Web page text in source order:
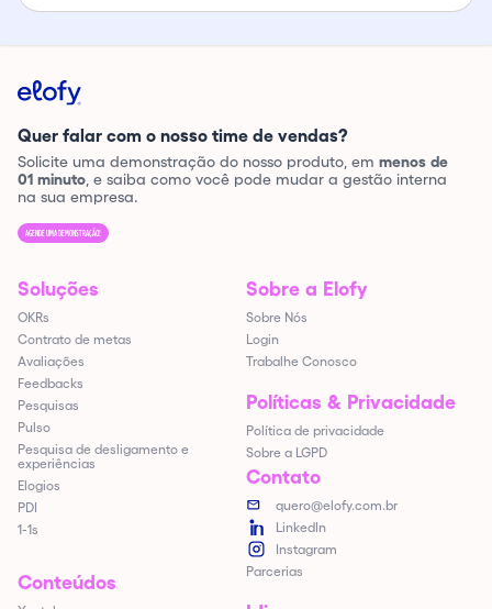
Quer falar com o nosso time de vendas?
Solicite uma demonstração do nosso produto, em menos de
01 minuto , e saiba como você pode mudar a gestão interna
na sua empresa.
AGENDE UMA DEMONSTRAÇÃO!
Soluções
OKRs
Contrato de metas
Avaliações
Feedbacks
Pesquisas
Pulso
Pesquisa de desligamento e
experiências
Elogios
PDI
1-1s
Conteúdos
Sobre a Elofy
Sobre Nós
Login
Trabalhe Conosco
Políticas & Privacidade
Política de privacidade
Sobre a LGPD
Contato
quero@elofy.com.br
LinkedIn
Instagram
Parcerias